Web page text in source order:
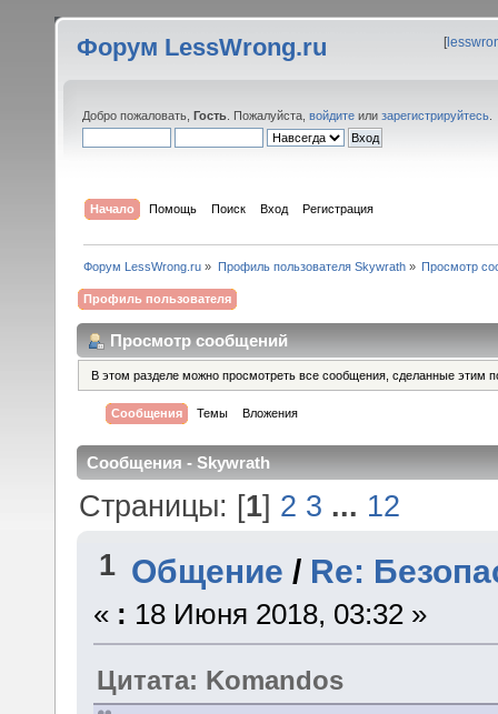
Форум LessWrong.ru [
Добро пожаловать, Гость . Пожалуйста, войдите или зарегистрируйтесь
Начало Помощь Поиск Вход Регистрация
Форум LessWrong.ru » Профиль пользователя Skywrath» Просмотр
Профиль пользователя
Просмотр сообщений
В этом разделе можно просмотреть все сообщения, сделанные этим
Сообщения Темы Вложения
Сообщения - Skywrath
Страницы: [1] 2 3 ... 12
1 Общение / Re:
« : 18 Июня 2018, 03:32 »
Цитата: Komandos